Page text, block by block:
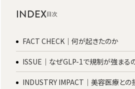
INDEX
FACT CHECK｜何が起きたのか
ISSUE｜なぜGLP-1で規制が強まる
INDUSTRY IMPACT｜美容医療との